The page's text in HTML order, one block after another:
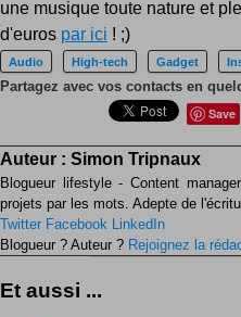
une musique toute nature et
d'euros par ici ! ;)
Audio High-tech Gadget
Partagez avec vos contacts en
Save
Auteur : Simon Tripnaux
Blogueur lifestyle - Content
projets par les mots. Adepte de
Twitter Facebook LinkedIn
Blogueur ? Auteur ? Rejoignez la
Et aussi ...